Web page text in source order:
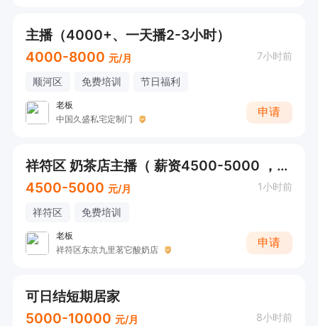
主播（4000+、一天播2-3小时）
4000-8000 元/月 7小时前
顺河区 免费培训 节日福利
老板
中国久盛私宅定制门
申请
祥符区 奶茶店主播（ 薪资4500-5000 ，有带货经验）
4500-5000 元/月 1小时前
祥符区 免费培训
老板
祥符区东京九里茗它酸奶店
申请
可日结短期居家
5000-10000 元/月 8小时前